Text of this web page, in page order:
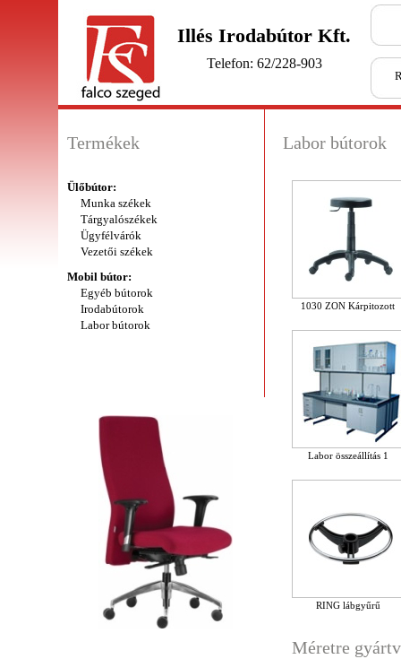
Illés Irodabútor Kft.
Telefon: 62/228-903
Termékek
Ülőbútor:
Munka székek
Tárgyalószékek
Ügyfélvárók
Vezetői székek
Mobil bútor:
Egyéb bútorok
Irodabútorok
Labor bútorok
Labor bútorok
1030 ZON Kárpitozott
Labor összeállítás 1
RING lábgyűrű
Méretre